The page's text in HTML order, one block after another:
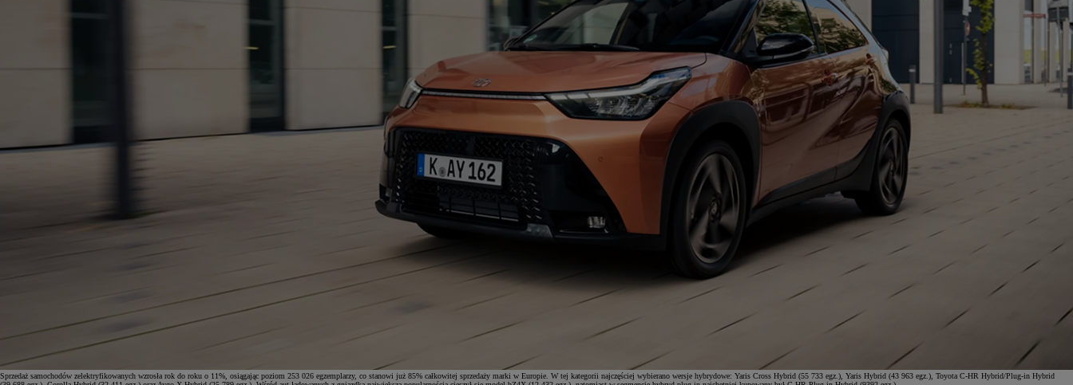
Sprzedaż samochodów zelektryfikowanych wzrosła rok do roku o 11%, osiągając poziom 253 026 egzemplarzy, co stanowi już 85% całkowitej sprzedaży marki w Europie. W tej kategorii najczęściej wybierano wersje hybrydowe: Yaris Cross Hybrid (55 733 egz.), Yaris Hybrid (43 963 egz.), Toyota C-HR Hybrid/Plug-in Hybrid